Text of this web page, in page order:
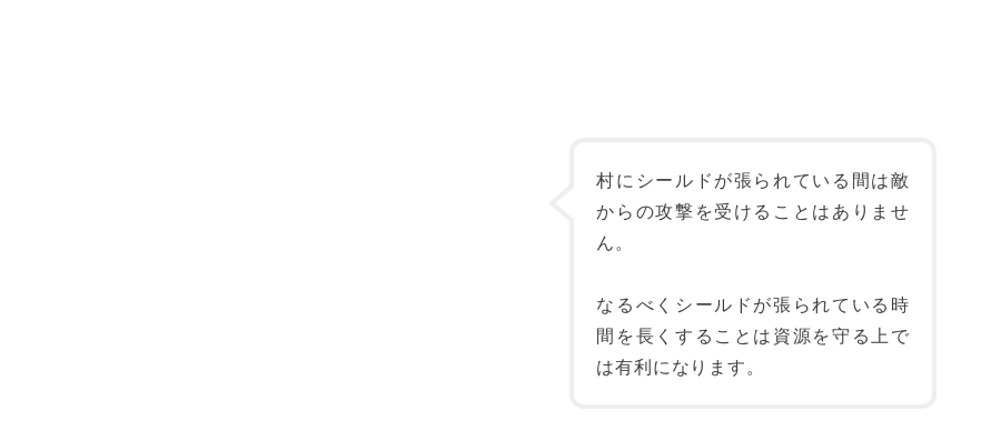
村にシールドが張られている間は敵
からの攻撃を受けることはありませ
ん。
なるべくシールドが張られている時
間を長くすることは資源を守る上で
は有利になります。